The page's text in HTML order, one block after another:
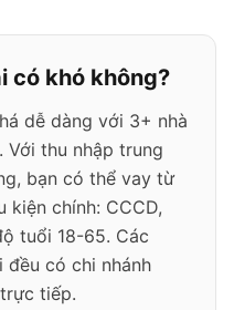
có khó không?
dễ dàng với 3+ nhà
thu nhập trung
bạn có thể vay từ
chính: CCCD,
tuổi 18-65. Các
đều có chi nhánh
tiếp.